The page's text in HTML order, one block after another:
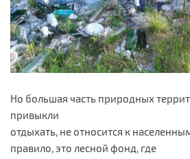
Но большая часть природных
привыкли
отдыхать, не относится к
правило, это лесной фонд, где